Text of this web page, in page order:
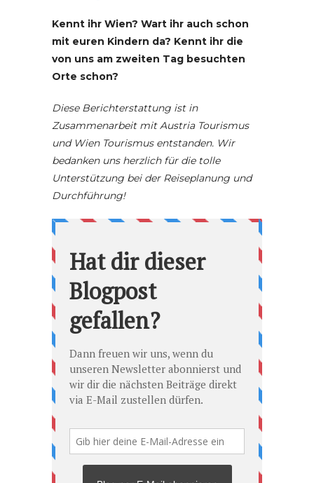
Kennt ihr Wien? Wart ihr auch schon
mit euren Kindern da? Kennt ihr die
von uns am zweiten Tag besuchten
Orte schon?
Diese Berichterstattung ist in
Zusammenarbeit mit Austria Tourismus
und Wien Tourismus entstanden. Wir
bedanken uns herzlich für die tolle
Unterstützung bei der Reiseplanung und
Durchführung!